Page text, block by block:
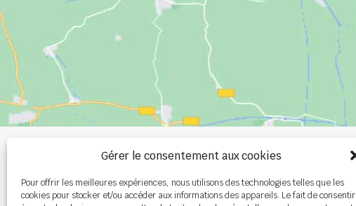
Gérer le consentement aux cookies
Pour offrir les meilleures expériences, nous utilisons des technologies telles que les
cookies pour stocker et/ou accéder aux informations des appareils. Le fait de consentir
+33 (0)2 99 00 84 84
info@burel-group.com